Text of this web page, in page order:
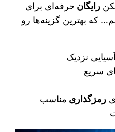
رایگان حرفه‌ای برای
که بهترین گزینه‌ها رو
نزدیک
سریع
رمزگذاری مناسب